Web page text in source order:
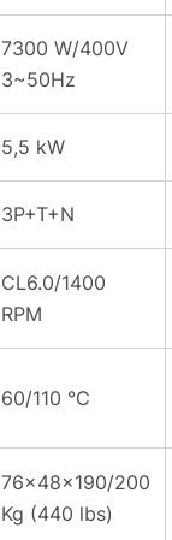
7300 W/400V
3~50Hz
5,5 kW
3P+T+N
CL6.0/1400
RPM
60/110 °C
76x48x190/200
Kg (440 lbs)